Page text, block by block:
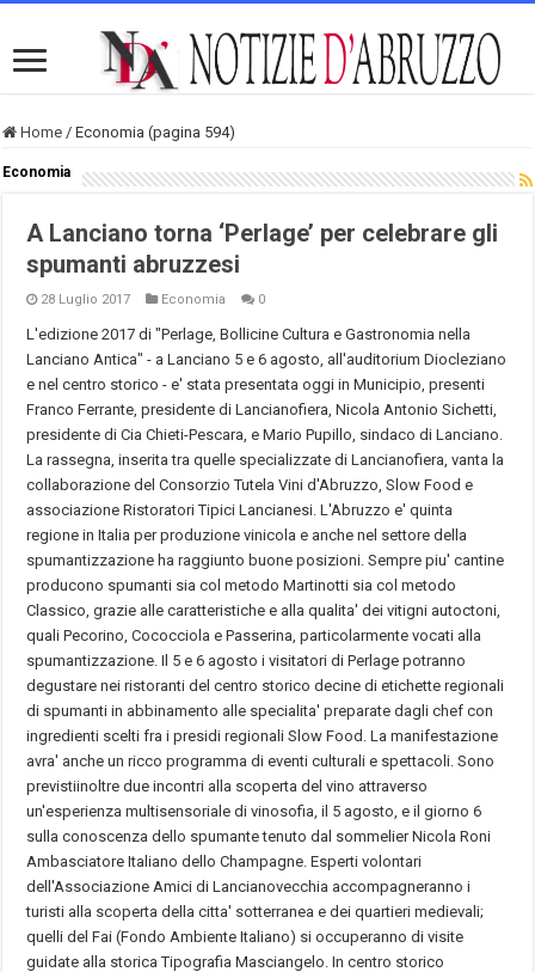
Home / Economia (pagina 594)
Economia
A Lanciano torna ‘Perlage’ per celebrare gli
spumanti abruzzesi
28 Luglio 2017 Economia 0
L'edizione 2017 di "Perlage, Bollicine Cultura e Gastronomia nella
Lanciano Antica" - a Lanciano 5 e 6 agosto, all'auditorium Diocleziano
e nel centro storico - e' stata presentata oggi in Municipio, presenti
Franco Ferrante, presidente di Lancianofiera, Nicola Antonio Sichetti,
presidente di Cia Chieti-Pescara, e Mario Pupillo, sindaco di Lanciano.
La rassegna, inserita tra quelle specializzate di Lancianofiera, vanta la
collaborazione del Consorzio Tutela Vini d'Abruzzo, Slow Food e
associazione Ristoratori Tipici Lancianesi. L'Abruzzo e' quinta
regione in Italia per produzione vinicola e anche nel settore della
spumantizzazione ha raggiunto buone posizioni. Sempre piu' cantine
producono spumanti sia col metodo Martinotti sia col metodo
Classico, grazie alle caratteristiche e alla qualita' dei vitigni autoctoni,
quali Pecorino, Cococciola e Passerina, particolarmente vocati alla
spumantizzazione. Il 5 e 6 agosto i visitatori di Perlage potranno
degustare nei ristoranti del centro storico decine di etichette regionali
di spumanti in abbinamento alle specialita' preparate dagli chef con
ingredienti scelti fra i presidi regionali Slow Food. La manifestazione
avra' anche un ricco programma di eventi culturali e spettacoli. Sono
previstiinoltre due incontri alla scoperta del vino attraverso
un'esperienza multisensoriale di vinosofia, il 5 agosto, e il giorno 6
sulla conoscenza dello spumante tenuto dal sommelier Nicola Roni
Ambasciatore Italiano dello Champagne. Esperti volontari
dell'Associazione Amici di Lancianovecchia accompagneranno i
turisti alla scoperta della citta' sotterranea e dei quartieri medievali;
quelli del Fai (Fondo Ambiente Italiano) si occuperanno di visite
guidate alla storica Tipografia Masciangelo. In centro storico